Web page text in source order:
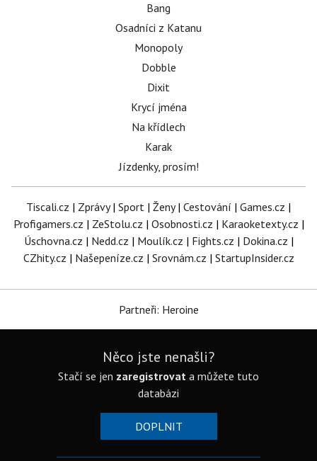
Bang
Osadníci z Katanu
Monopoly
Dobble
Dixit
Krycí jména
Na křídlech
Karak
Jízdenky, prosím!
Tiscali.cz | Zprávy| Sport | Ženy| Cestování | Games.cz |
Profigamers.cz | ZeStolu.cz | Osobnosti.cz | Karaoketexty.cz |
Úschovna.cz | Nedd.cz | Moulík.cz | Fights.cz | Dokina.cz |
CZhity.cz | Našepeníze.cz | Srovnám.cz | StartupInsider.cz
Partneři: Heroine
Něco jste nenašli?
Stačí se jen zaregistrovat a můžete tuto
databázi
DOPLNIT